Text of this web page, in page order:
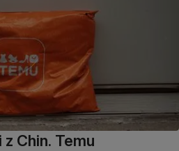
z Chin. Temu